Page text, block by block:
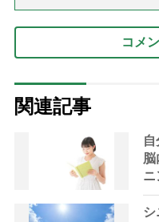
コメ
関連記事
脳
ニ